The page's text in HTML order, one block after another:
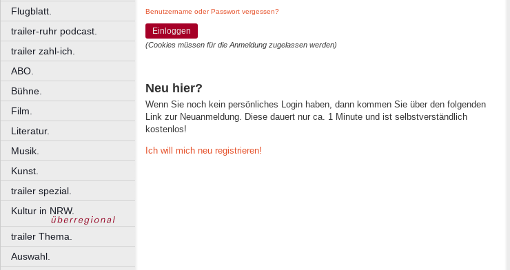
Flugblatt.
trailer-ruhr podcast.
trailer zahl-ich.
ABO.
Bühne.
Film.
Literatur.
Musik.
Kunst.
trailer spezial.
Kultur in NRW.
trailer Thema.
Auswahl.
Benutzername oder Passwort vergessen?
Einloggen
(Cookies müssen für die Anmeldung zugelassen werden)
Neu hier?
Wenn Sie noch kein persönliches Login haben, dann kommen Sie über den folgenden
Link zur Neuanmeldung. Diese dauert nur ca. 1 Minute und ist selbstverständlich
kostenlos!
Ich will mich neu registrieren!